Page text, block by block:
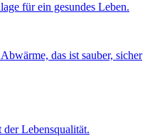
für ein gesundes Leben.
das ist sauber, sicher
Lebensqualität.